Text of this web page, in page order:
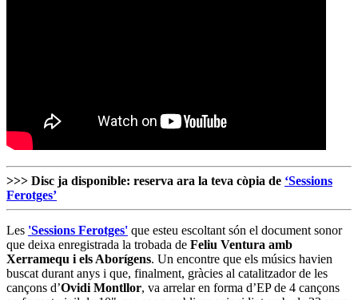
>>> Disc ja disponible: reserva ara la teva còpia de ‘Sessions
Ferotges’
Les 'Sessions Ferotges' que esteu escoltant són el document sonor
que deixa enregistrada la trobada de Feliu Ventura amb
Xerramequ i els Aborígens. Un encontre que els músics havien
buscat durant anys i que, finalment, gràcies al catalitzador de les
cançons d’Ovidi Montllor, va arrelar en forma d’EP de 4 cançons